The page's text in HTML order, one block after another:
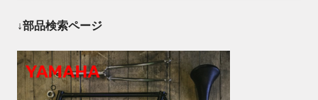
↓部品検索ページ